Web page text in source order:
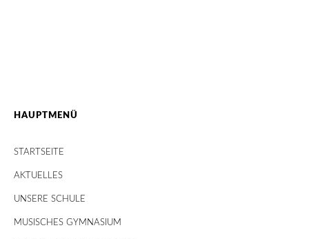
HAUPTMENÜ
STARTSEITE
AKTUELLES
UNSERE SCHULE
MUSISCHES GYMNASIUM